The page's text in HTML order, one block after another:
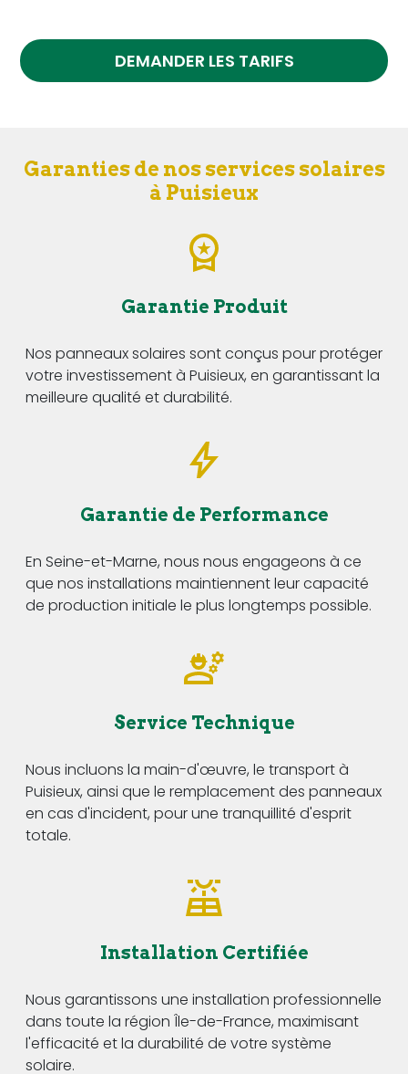
DEMANDER LES TARIFS
Garanties de nos services solaires
à Puisieux
Garantie Produit
Nos panneaux solaires sont conçus pour protéger
votre investissement à Puisieux, en garantissant la
meilleure qualité et durabilité.
Garantie de Performance
En Seine-et-Marne, nous nous engageons à ce
que nos installations maintiennent leur capacité
de production initiale le plus longtemps possible.
Service Technique
Nous incluons la main-d'œuvre, le transport à
Puisieux, ainsi que le remplacement des panneaux
en cas d'incident, pour une tranquillité d'esprit
totale.
Installation Certifiée
Nous garantissons une installation professionnelle
dans toute la région Île-de-France, maximisant
l'efficacité et la durabilité de votre système
solaire.